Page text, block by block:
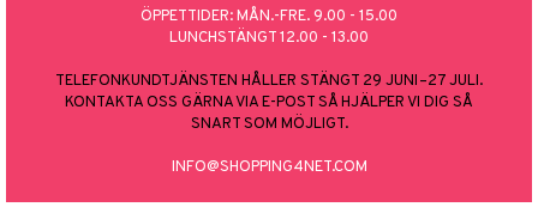
ÖPPETTIDER: MÅN.-FRE. 9.00 - 15.00
LUNCHSTÄNGT 12.00 - 13.00
TELEFONKUNDTJÄNSTEN HÅLLER STÄNGT 29 JUNI–27 JULI.
KONTAKTA OSS GÄRNA VIA E-POST SÅ HJÄLPER VI DIG SÅ
SNART SOM MÖJLIGT.
INFO@SHOPPING4NET.COM